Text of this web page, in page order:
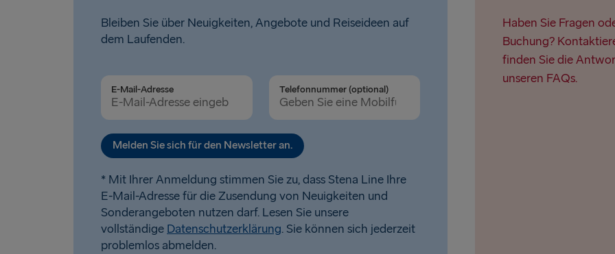
Bleiben Sie über Neuigkeiten, Angebote und Reiseideen auf
dem Laufenden.
E-Mail-Adresse Telefonnummer (optional)
Melden Sie sich für den Newsletter an.
* Mit Ihrer Anmeldung stimmen Sie zu, dass Stena Line Ihre
E-Mail-Adresse für die Zusendung von Neuigkeiten und
Sonderangeboten nutzen darf. Lesen Sie unsere
vollständige Datenschutzerklärung. Sie können sich jederzeit
problemlos abmelden.
Haben Sie Fragen
Buchung?
finden Sie die
unseren FAQs.